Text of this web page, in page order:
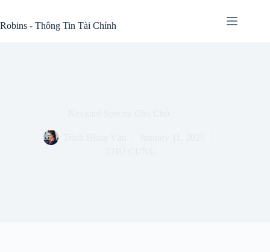
content
Robins - Thông Tin Tài Chính